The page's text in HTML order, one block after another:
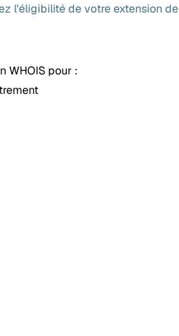
l'éligibilité de votre extension de
WHOIS pour :